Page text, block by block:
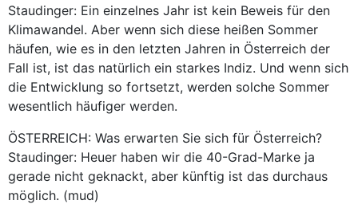
Staudinger: Ein einzelnes Jahr ist kein Beweis für den
Klimawandel. Aber wenn sich diese heißen Sommer
häufen, wie es in den letzten Jahren in Österreich der
Fall ist, ist das natürlich ein starkes Indiz. Und wenn sich
die Entwicklung so fortsetzt, werden solche Sommer
wesentlich häufiger werden.
ÖSTERREICH: Was erwarten Sie sich für Österreich?
Staudinger: Heuer haben wir die 40-Grad-Marke ja
gerade nicht geknackt, aber künftig ist das durchaus
möglich. (mud)